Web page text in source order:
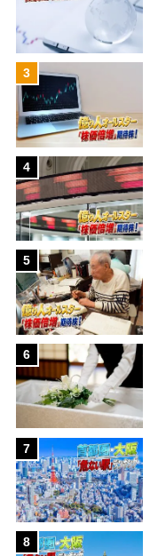
3
4
5
6
7
8